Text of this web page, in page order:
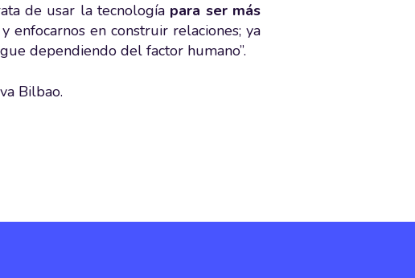
de usar la tecnología para ser más
enfocarnos en construir relaciones; ya
dependiendo del factor humano”.
Bilbao.